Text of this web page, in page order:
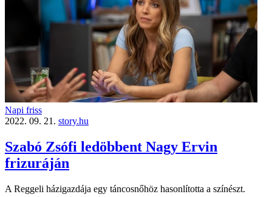
Napi friss
2022. 09. 21. story.hu
Szabó Zsófi ledöbbent Nagy Ervin
frizuráján
A Reggeli házigazdája egy táncosnőhöz hasonlította a színészt.